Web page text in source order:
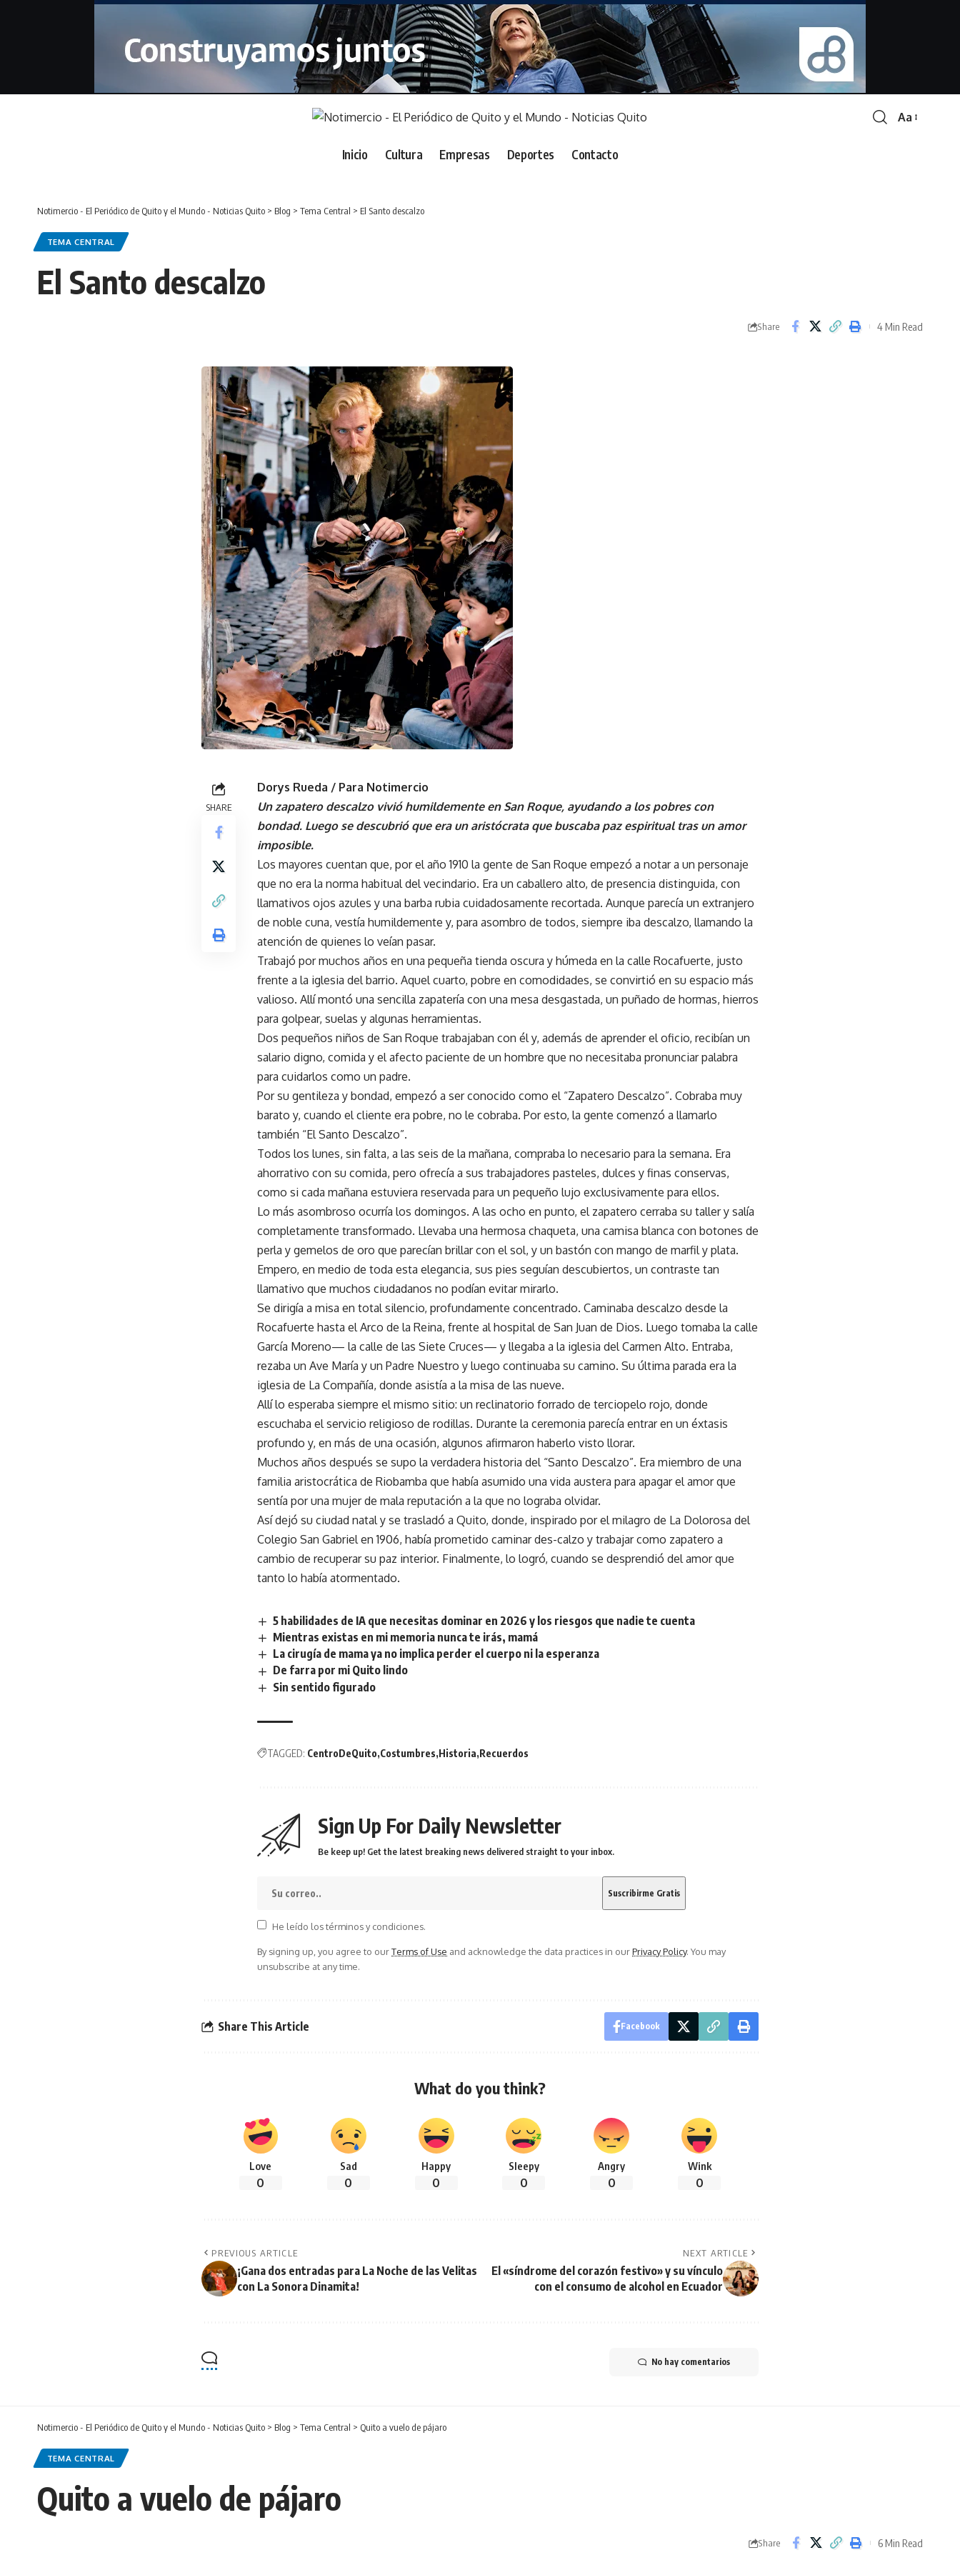
Font
Aa
Inicio Cultura Empresas Deportes Contacto
Notimercio - El Periódico de Quito y el Mundo - Noticias Quito > Blog > Tema Central > El Santo descalzo
TEMA CENTRAL
El Santo descalzo
Share 4 Min Read
SHARE
Dorys Rueda / Para Notimercio
Un zapatero descalzo vivió humildemente en San Roque, ayudando a los pobres con
bondad. Luego se descubrió que era un aristócrata que buscaba paz espiritual tras un amor
imposible.
Los mayores cuentan que, por el año 1910 la gente de San Roque empezó a notar a un personaje
que no era la norma habitual del vecindario. Era un caballero alto, de presencia distinguida, con
llamativos ojos azules y una barba rubia cuidadosamente recortada. Aunque parecía un extranjero
de noble cuna, vestía humildemente y, para asombro de todos, siempre iba descalzo, llamando la
atención de quienes lo veían pasar.
Trabajó por muchos años en una pequeña tienda oscura y húmeda en la calle Rocafuerte, justo
frente a la iglesia del barrio. Aquel cuarto, pobre en comodidades, se convirtió en su espacio más
valioso. Allí montó una sencilla zapatería con una mesa desgastada, un puñado de hormas, hierros
para golpear, suelas y algunas herramientas.
Dos pequeños niños de San Roque trabajaban con él y, además de aprender el oficio, recibían un
salario digno, comida y el afecto paciente de un hombre que no necesitaba pronunciar palabra
para cuidarlos como un padre.
Por su gentileza y bondad, empezó a ser conocido como el “Zapatero Descalzo”. Cobraba muy
barato y, cuando el cliente era pobre, no le cobraba. Por esto, la gente comenzó a llamarlo
también “El Santo Descalzo”.
Todos los lunes, sin falta, a las seis de la mañana, compraba lo necesario para la semana. Era
ahorrativo con su comida, pero ofrecía a sus trabajadores pasteles, dulces y finas conservas,
como si cada mañana estuviera reservada para un pequeño lujo exclusivamente para ellos.
Lo más asombroso ocurría los domingos. A las ocho en punto, el zapatero cerraba su taller y salía
completamente transformado. Llevaba una hermosa chaqueta, una camisa blanca con botones de
perla y gemelos de oro que parecían brillar con el sol, y un bastón con mango de marfil y plata.
Empero, en medio de toda esta elegancia, sus pies seguían descubiertos, un contraste tan
llamativo que muchos ciudadanos no podían evitar mirarlo.
Se dirigía a misa en total silencio, profundamente concentrado. Caminaba descalzo desde la
Rocafuerte hasta el Arco de la Reina, frente al hospital de San Juan de Dios. Luego tomaba la calle
García Moreno— la calle de las Siete Cruces— y llegaba a la iglesia del Carmen Alto. Entraba,
rezaba un Ave María y un Padre Nuestro y luego continuaba su camino. Su última parada era la
iglesia de La Compañía, donde asistía a la misa de las nueve.
Allí lo esperaba siempre el mismo sitio: un reclinatorio forrado de terciopelo rojo, donde
escuchaba el servicio religioso de rodillas. Durante la ceremonia parecía entrar en un éxtasis
profundo y, en más de una ocasión, algunos afirmaron haberlo visto llorar.
Muchos años después se supo la verdadera historia del “Santo Descalzo”. Era miembro de una
familia aristocrática de Riobamba que había asumido una vida austera para apagar el amor que
sentía por una mujer de mala reputación a la que no lograba olvidar.
Así dejó su ciudad natal y se trasladó a Quito, donde, inspirado por el milagro de La Dolorosa del
Colegio San Gabriel en 1906, había prometido caminar des-calzo y trabajar como zapatero a
cambio de recuperar su paz interior. Finalmente, lo logró, cuando se desprendió del amor que
tanto lo había atormentado.
5 habilidades de IA que necesitas dominar en 2026 y los riesgos que nadie te cuenta
Mientras existas en mi memoria nunca te irás, mamá
La cirugía de mama ya no implica perder el cuerpo ni la esperanza
De farra por mi Quito lindo
Sin sentido figurado
TAGGED: CentroDeQuito Costumbres Historia Recuerdos
Sign Up For Daily Newsletter
Be keep up! Get the latest breaking news delivered straight to your inbox.
He leído los términos y condiciones.
By signing up, you agree to ourTerms of Use and acknowledge the data practices in ourPrivacy Policy. You may
unsubscribe at any time.
Share This Article Facebook
What do you think?
Love
0
Sad
0
Happy
0
Sleepy
0
Angry
0
Wink
0
PREVIOUS ARTICLE
¡Gana dos entradas para La Noche de las Velitas
con La Sonora Dinamita!
NEXT ARTICLE
El «síndrome del corazón festivo» y su vínculo
con el consumo de alcohol en Ecuador
No hay comentarios
Notimercio - El Periódico de Quito y el Mundo - Noticias Quito > Blog > Tema Central > Quito a vuelo de pájaro
TEMA CENTRAL
Quito a vuelo de pájaro
Share 6 Min Read